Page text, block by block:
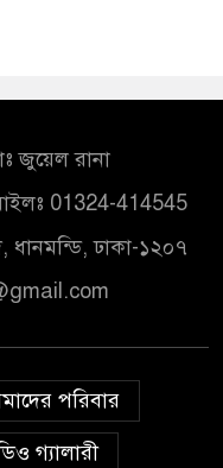
জুয়েল রানা
01324-414545
ঢাকা-১২০৭
পরিবার
গ্যালারী